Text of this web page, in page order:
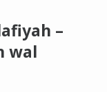
–
wal